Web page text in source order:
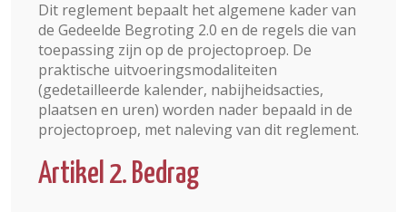
Dit reglement bepaalt het algemene kader van
de Gedeelde Begroting 2.0 en de regels die van
toepassing zijn op de projectoproep. De
praktische uitvoeringsmodaliteiten
(gedetailleerde kalender, nabijheidsacties,
plaatsen en uren) worden nader bepaald in de
projectoproep, met naleving van dit reglement.
Artikel 2. Bedrag